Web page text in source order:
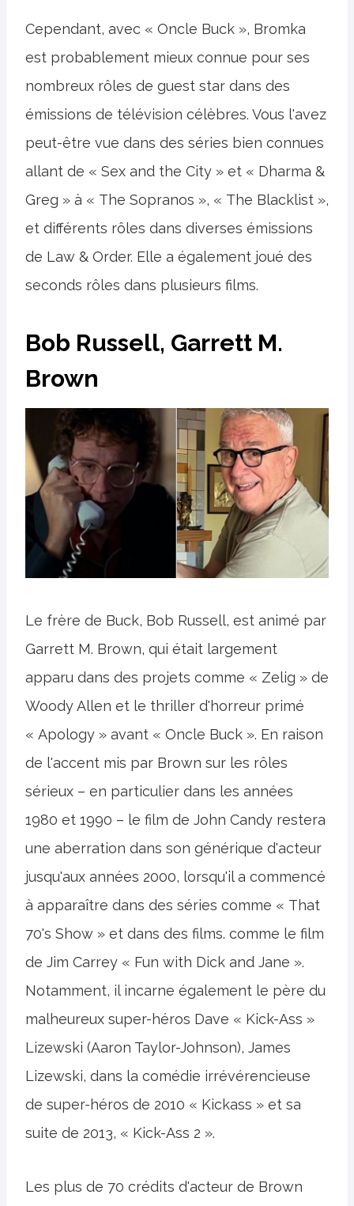
Cependant, avec « Oncle Buck », Bromka
est probablement mieux connue pour ses
nombreux rôles de guest star dans des
émissions de télévision célèbres. Vous l'avez
peut-être vue dans des séries bien connues
allant de « Sex and the City » et « Dharma &
Greg » à « The Sopranos », « The Blacklist »,
et différents rôles dans diverses émissions
de Law & Order. Elle a également joué des
seconds rôles dans plusieurs films.
Bob Russell, Garrett M.
Brown
Le frère de Buck, Bob Russell, est animé par
Garrett M. Brown, qui était largement
apparu dans des projets comme « Zelig » de
Woody Allen et le thriller d'horreur primé
« Apology » avant « Oncle Buck ». En raison
de l'accent mis par Brown sur les rôles
sérieux – en particulier dans les années
1980 et 1990 – le film de John Candy restera
une aberration dans son générique d'acteur
jusqu'aux années 2000, lorsqu'il a commencé
à apparaître dans des séries comme « That
70's Show » et dans des films. comme le film
de Jim Carrey « Fun with Dick and Jane ».
Notamment, il incarne également le père du
malheureux super-héros Dave « Kick-Ass »
Lizewski (Aaron Taylor-Johnson), James
Lizewski, dans la comédie irrévérencieuse
de super-héros de 2010 « Kickass » et sa
suite de 2013, « Kick-Ass 2 ».
Les plus de 70 crédits d'acteur de Brown